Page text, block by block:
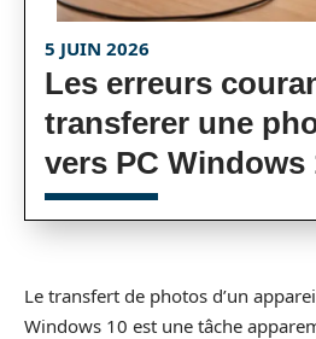
5 JUIN 2026
Les erreurs
transferer une
vers PC Windows
Le transfert de photos d’un
Windows 10 est une tâche